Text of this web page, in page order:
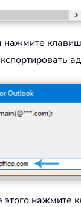
нажмите
этого нажмите